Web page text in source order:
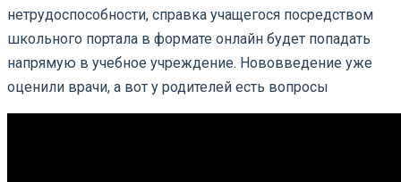
нетрудоспособности, справка учащегося посредством
школьного портала в формате онлайн будет попадать
напрямую в учебное учреждение. Нововведение уже
оценили врачи, а вот у родителей есть вопросы